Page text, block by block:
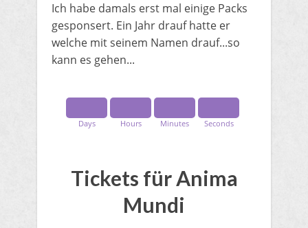
Ich habe damals erst mal einige Packs
gesponsert. Ein Jahr drauf hatte er
welche mit seinem Namen drauf...so
kann es gehen...
Days Hours Minutes Seconds
​Tickets für Anima
Mundi